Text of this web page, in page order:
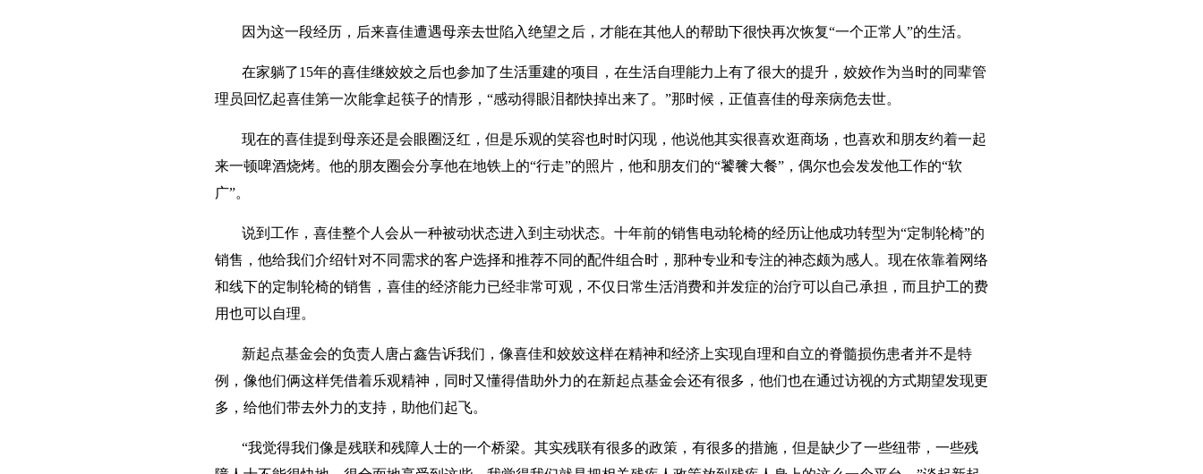
因为这一段经历，后来喜佳遭遇母亲去世陷入绝望之后，才能在其他人的帮助下很快再次恢复“一个正常人”的生活。
在家躺了15年的喜佳继姣姣之后也参加了生活重建的项目，在生活自理能力上有了很大的提升，姣姣作为当时的同辈管
理员回忆起喜佳第一次能拿起筷子的情形，“感动得眼泪都快掉出来了。”那时候，正值喜佳的母亲病危去世。
现在的喜佳提到母亲还是会眼圈泛红，但是乐观的笑容也时时闪现，他说他其实很喜欢逛商场，也喜欢和朋友约着一起
来一顿啤酒烧烤。他的朋友圈会分享他在地铁上的“行走”的照片，他和朋友们的“饕餮大餐”，偶尔也会发发他工作的“软
广”。
说到工作，喜佳整个人会从一种被动状态进入到主动状态。十年前的销售电动轮椅的经历让他成功转型为“定制轮椅”的
销售，他给我们介绍针对不同需求的客户选择和推荐不同的配件组合时，那种专业和专注的神态颇为感人。现在依靠着网络
和线下的定制轮椅的销售，喜佳的经济能力已经非常可观，不仅日常生活消费和并发症的治疗可以自己承担，而且护工的费
用也可以自理。
新起点基金会的负责人唐占鑫告诉我们，像喜佳和姣姣这样在精神和经济上实现自理和自立的脊髓损伤患者并不是特
例，像他们俩这样凭借着乐观精神，同时又懂得借助外力的在新起点基金会还有很多，他们也在通过访视的方式期望发现更
多，给他们带去外力的支持，助他们起飞。
“我觉得我们像是残联和残障人士的一个桥梁。其实残联有很多的政策，有很多的措施，但是缺少了一些纽带，一些残